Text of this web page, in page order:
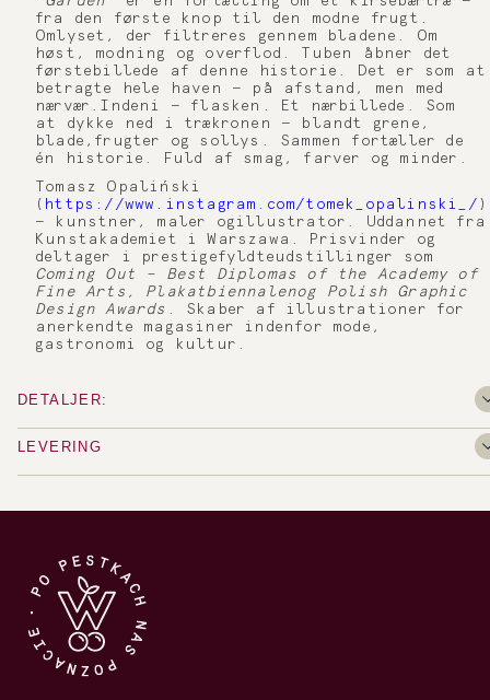
fra den første knop til den modne frugt.
Omlyset, der filtreres gennem bladene. Om
høst, modning og overflod. Tuben åbner det
førstebillede af denne historie. Det er som at
betragte hele haven — på afstand, men med
nærvær.Indeni — flasken. Et nærbillede. Som
at dykke ned i trækronen — blandt grene,
blade,frugter og sollys. Sammen fortæller de
én historie. Fuld af smag, farver og minder.
Tomasz Opaliński
( https://www.instagram.com/tomek_opalinski_/ )
— kunstner, maler ogillustrator. Uddannet fra
Kunstakademiet i Warszawa. Prisvinder og
deltager i prestigefyldteudstillinger som
Coming Out – Best Diplomas of the Academy of
Fine Arts, Plakatbiennalenog Polish Graphic
Design Awards . Skaber af illustrationer for
anerkendte magasiner indenfor mode,
gastronomi og kultur.
DETALJER:
LEVERING